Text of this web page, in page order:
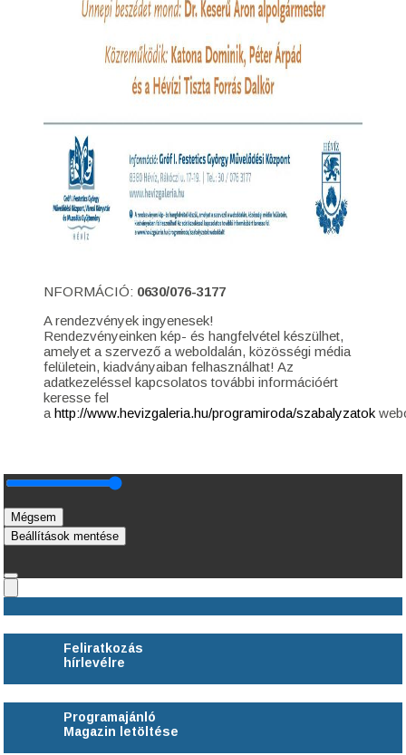
NFORMÁCIÓ: 0630/076-3177
A rendezvények ingyenesek!
Rendezvényeinken kép- és hangfelvétel készülhet,
amelyet a szervező a weboldalán, közösségi média
felületein, kiadványaiban felhasználhat! Az
adatkezeléssel kapcsolatos további információért
keresse fel
ahttp://www.hevizgaleria.hu/programiroda/szabalyzatok
Mégsem
Beállítások mentése
Feliratkozás
hírlevélre
Programajánló
Magazin letöltése